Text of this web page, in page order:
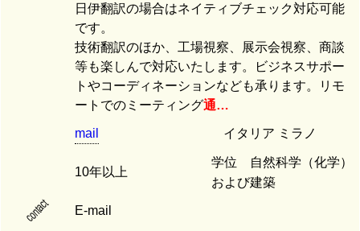
日伊翻訳の場合はネイティブチェック対応可能
です。
技術翻訳のほか、工場視察、展示会視察、商談
等も楽しんで対応いたします。ビジネスサポー
トやコーディネーションなども承ります。リモ
ートでのミーティング通…
mail イタリア ミラノ
10年以上
学位 自然科学（化学）
および建築
contact E-mail